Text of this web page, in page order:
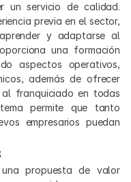
un servicio de calidad.
previa en el sector,
y adaptarse al
una formación
aspectos operativos,
además de ofrecer
franquiciado en todas
permite que tanto
empresarios puedan
propuesta de valor